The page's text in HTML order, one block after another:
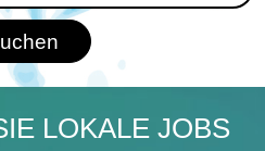
LOKALE JOBS